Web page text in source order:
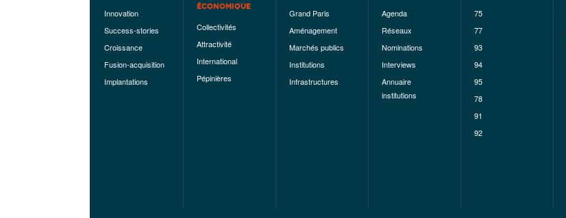
Innovation
Success-stories
Croissance
Fusion-acquisition
Implantations
ÉCONOMIQUE
Collectivités
Attractivité
International
Pépinières
Grand Paris
Aménagement
Marchés publics
Institutions
Infrastructures
Agenda
Réseaux
Nominations
Interviews
Annuaire
institutions
75
77
93
94
95
78
91
92